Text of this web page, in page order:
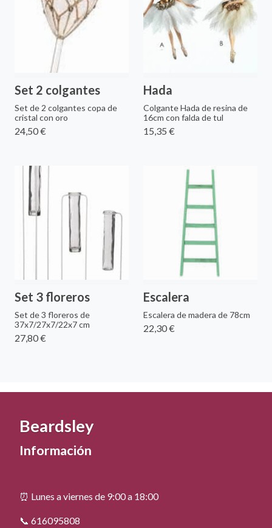
Set 2 colgantes
Set de 2 colgantes copa de
cristal con oro
24,50 €
Hada
Colgante Hada de resina de
16cm con falda de tul
15,35 €
Set 3 floreros
Set de 3 floreros de
37x7/27x7/22x7 cm
27,80 €
Escalera
Escalera de madera de 78cm
22,30 €
Beardsley
Información
⏰ Lunes a viernes de 9:00 a 18:00
📞 616095808